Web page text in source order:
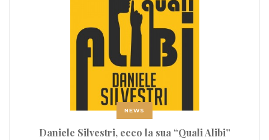
NEWS
Daniele Silvestri, ecco la sua “Quali Alibi”